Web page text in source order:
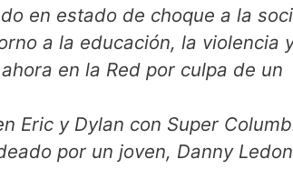
en estado de choque a la
a la educación, la violencia
en la Red por culpa de un
Eric y Dylan con Super
por un joven, Danny